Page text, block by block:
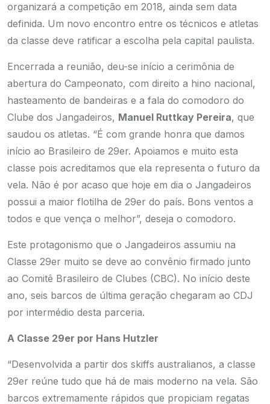
organizará a competição em 2018, ainda sem data
definida. Um novo encontro entre os técnicos e atletas
da classe deve ratificar a escolha pela capital paulista.
Encerrada a reunião, deu-se início a cerimônia de
abertura do Campeonato, com direito a hino nacional,
hasteamento de bandeiras e a fala do comodoro do
Clube dos Jangadeiros, Manuel Ruttkay Pereira, que
saudou os atletas. “É com grande honra que damos
início ao Brasileiro de 29er. Apoiamos e muito esta
classe pois acreditamos que ela representa o futuro da
vela. Não é por acaso que hoje em dia o Jangadeiros
possui a maior flotilha de 29er do país. Bons ventos a
todos e que vença o melhor”, deseja o comodoro.
Este protagonismo que o Jangadeiros assumiu na
Classe 29er muito se deve ao convênio firmado junto
ao Comitê Brasileiro de Clubes (CBC). No início deste
ano, seis barcos de última geração chegaram ao CDJ
por intermédio desta parceria.
A Classe 29er por Hans Hutzler
“Desenvolvida a partir dos skiffs australianos, a classe
29er reúne tudo que há de mais moderno na vela. São
barcos extremamente rápidos que propiciam regatas